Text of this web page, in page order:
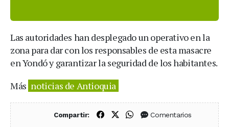
Las autoridades han desplegado un operativo en la
zona para dar con los responsables de esta masacre
en Yondó y garantizar la seguridad de los habitantes.
Más noticias de Antioquia
Compartir: Compartir en Facebook
Compartir en X (Twitter)
Compartir en WhatsApp
Comentarios